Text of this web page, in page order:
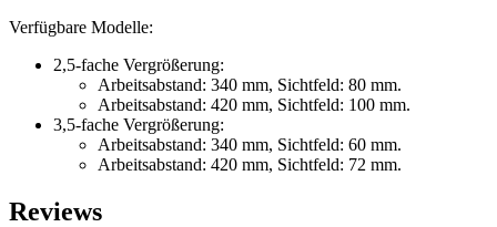
Verfügbare Modelle:
2,5-fache Vergrößerung:
Arbeitsabstand: 340 mm, Sichtfeld: 80 mm.
Arbeitsabstand: 420 mm, Sichtfeld: 100 mm.
3,5-fache Vergrößerung:
Arbeitsabstand: 340 mm, Sichtfeld: 60 mm.
Arbeitsabstand: 420 mm, Sichtfeld: 72 mm.
Reviews